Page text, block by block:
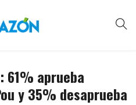
61% aprueba
y 35% desaprueba